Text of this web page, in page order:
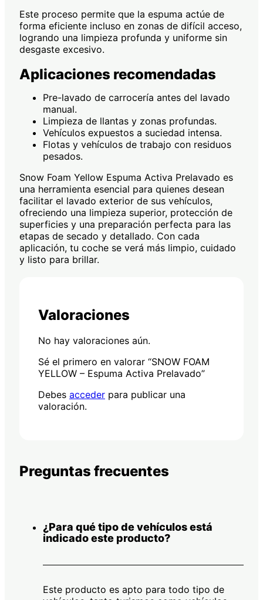
Este proceso permite que la espuma actúe de
forma eficiente incluso en zonas de difícil acceso,
logrando una limpieza profunda y uniforme sin
desgaste excesivo.
Aplicaciones recomendadas
Pre-lavado de carrocería antes del lavado
manual.
Limpieza de llantas y zonas profundas.
Vehículos expuestos a suciedad intensa.
Flotas y vehículos de trabajo con residuos
pesados.
Snow Foam Yellow Espuma Activa Prelavado es
una herramienta esencial para quienes desean
facilitar el lavado exterior de sus vehículos,
ofreciendo una limpieza superior, protección de
superficies y una preparación perfecta para las
etapas de secado y detallado. Con cada
aplicación, tu coche se verá más limpio, cuidado
y listo para brillar.
Valoraciones
No hay valoraciones aún.
Sé el primero en valorar “SNOW FOAM
YELLOW – Espuma Activa Prelavado”
Debes acceder para publicar una
valoración.
Preguntas frecuentes
¿Para qué tipo de vehículos está
indicado este producto?
Este producto es apto para todo tipo de